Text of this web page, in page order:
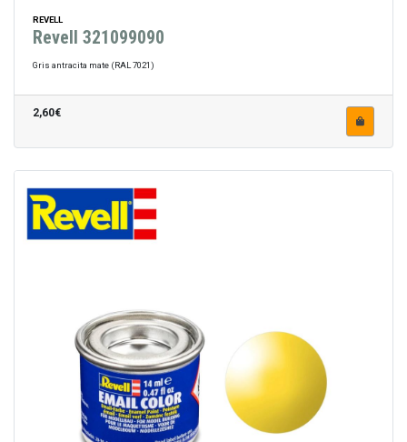
REVELL
Revell 321099090
Gris antracita mate (RAL 7021)
2,60€